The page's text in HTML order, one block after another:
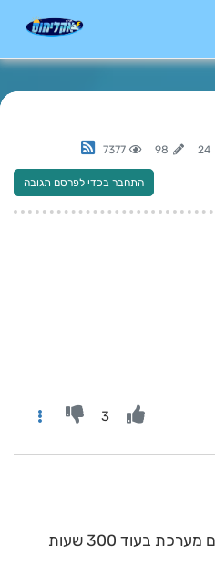
24
98
7377
התחבר בכדי לפרסם תגובה
3
כתב גפס ואיסי עם מערכת בעוד 300 שעות